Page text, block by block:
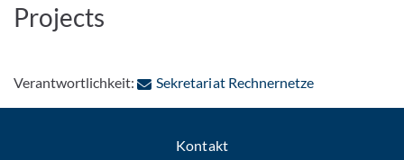
Projects
Verantwortlichkeit: Sekretariat Rechnernetze: Per E-Mail
Kontakt